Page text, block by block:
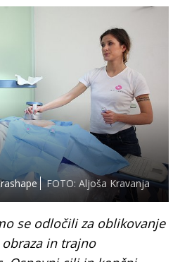
FOTO: Aljoša Kravanja
se odločili za oblikovanje
in trajno